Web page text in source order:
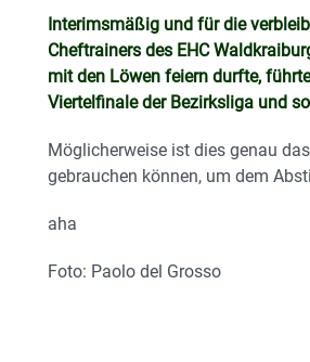
Interimsmäßig und für die
Cheftrainers des EHC
mit den Löwen feiern durfte,
Viertelfinale der Bezirksliga und
Möglicherweise ist dies genau
gebrauchen können, um dem
aha
Foto: Paolo del Grosso